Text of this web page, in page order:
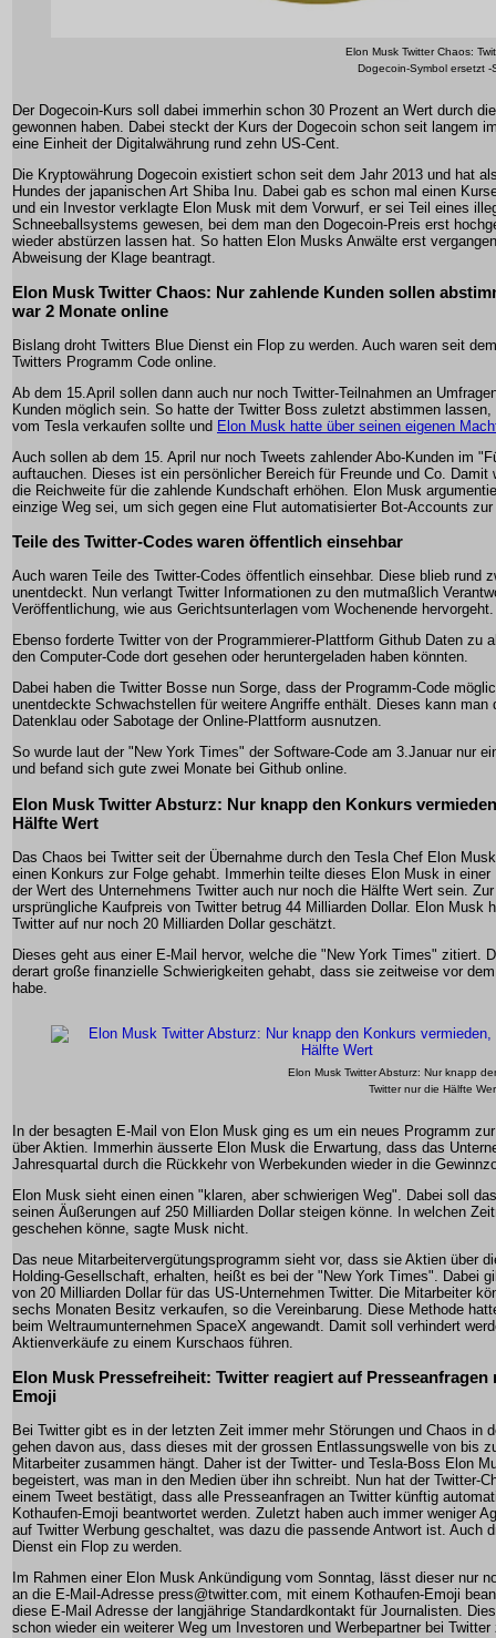
Elon Musk Twitter Chaos:
Dogecoin-Symbol ersetzt
Der Dogecoin-Kurs soll dabei immerhin schon 30 Prozent an Wert durch
gewonnen haben. Dabei steckt der Kurs der Dogecoin schon seit langem
eine Einheit der Digitalwährung rund zehn US-Cent.
Die Kryptowährung Dogecoin existiert schon seit dem Jahr 2013 und hat
Hundes der japanischen Art Shiba Inu. Dabei gab es schon mal einen
und ein Investor verklagte Elon Musk mit dem Vorwurf, er sei Teil eines
Schneeballsystems gewesen, bei dem man den Dogecoin-Preis erst
wieder abstürzen lassen hat. So hatten Elon Musks Anwälte erst
Abweisung der Klage beantragt.
Elon Musk Twitter Chaos: Nur zahlende Kunden sollen
war 2 Monate online
Bislang droht Twitters Blue Dienst ein Flop zu werden. Auch waren seit
Twitters Programm Code online.
Ab dem 15.April sollen dann auch nur noch Twitter-Teilnahmen an
Kunden möglich sein. So hatte der Twitter Boss zuletzt abstimmen lassen,
vom Tesla verkaufen sollte und Elon Musk hatte über seinen eigenen
Auch sollen ab dem 15. April nur noch Tweets zahlender Abo-Kunden im
auftauchen. Dieses ist ein persönlicher Bereich für Freunde und Co. Damit
die Reichweite für die zahlende Kundschaft erhöhen. Elon Musk
einzige Weg sei, um sich gegen eine Flut automatisierter Bot-Accounts
Teile des Twitter-Codes waren öffentlich einsehbar
Auch waren Teile des Twitter-Codes öffentlich einsehbar. Diese blieb rund
unentdeckt. Nun verlangt Twitter Informationen zu den mutmaßlich
Veröffentlichung, wie aus Gerichtsunterlagen vom Wochenende hervorgeht.
Ebenso forderte Twitter von der Programmierer-Plattform Github Daten zu
den Computer-Code dort gesehen oder heruntergeladen haben könnten.
Dabei haben die Twitter Bosse nun Sorge, dass der Programm-Code
unentdeckte Schwachstellen für weitere Angriffe enthält. Dieses kann man
Datenklau oder Sabotage der Online-Plattform ausnutzen.
So wurde laut der "New York Times" der Software-Code am 3.Januar nur
und befand sich gute zwei Monate bei Github online.
Elon Musk Twitter Absturz: Nur knapp den Konkurs
Hälfte Wert
Das Chaos bei Twitter seit der Übernahme durch den Tesla Chef Elon
einen Konkurs zur Folge gehabt. Immerhin teilte dieses Elon Musk in
der Wert des Unternehmens Twitter auch nur noch die Hälfte Wert sein.
ursprüngliche Kaufpreis von Twitter betrug 44 Milliarden Dollar. Elon Musk
Twitter auf nur noch 20 Milliarden Dollar geschätzt.
Dieses geht aus einer E-Mail hervor, welche die "New York Times" zitiert.
derart große finanzielle Schwierigkeiten gehabt, dass sie zeitweise vor
habe.
Elon Musk Twitter Absturz: Nur knapp
Twitter nur die Hälfte
In der besagten E-Mail von Elon Musk ging es um ein neues Programm
über Aktien. Immerhin äusserte Elon Musk die Erwartung, dass das
Jahresquartal durch die Rückkehr von Werbekunden wieder in die
Elon Musk sieht einen einen "klaren, aber schwierigen Weg". Dabei soll
seinen Äußerungen auf 250 Milliarden Dollar steigen könne. In welchen
geschehen könne, sagte Musk nicht.
Das neue Mitarbeitervergütungsprogramm sieht vor, dass sie Aktien über
Holding-Gesellschaft, erhalten, heißt es bei der "New York Times". Dabei
von 20 Milliarden Dollar für das US-Unternehmen Twitter. Die Mitarbeiter
sechs Monaten Besitz verkaufen, so die Vereinbarung. Diese Methode
beim Weltraumunternehmen SpaceX angewandt. Damit soll verhindert
Aktienverkäufe zu einem Kurschaos führen.
Elon Musk Pressefreiheit: Twitter reagiert auf Presseanfragen
Emoji
Bei Twitter gibt es in der letzten Zeit immer mehr Störungen und Chaos in
gehen davon aus, dass dieses mit der grossen Entlassungswelle von bis
Mitarbeiter zusammen hängt. Daher ist der Twitter- und Tesla-Boss Elon
begeistert, was man in den Medien über ihn schreibt. Nun hat der Twitter-
einem Tweet bestätigt, dass alle Presseanfragen an Twitter künftig
Kothaufen-Emoji beantwortet werden. Zuletzt haben auch immer weniger
auf Twitter Werbung geschaltet, was dazu die passende Antwort ist. Auch
Dienst ein Flop zu werden.
Im Rahmen einer Elon Musk Ankündigung vom Sonntag, lässt dieser nur
an die E-Mail-Adresse press@twitter.com, mit einem Kothaufen-Emoji
diese E-Mail Adresse der langjährige Standardkontakt für Journalisten.
schon wieder ein weiterer Weg um Investoren und Werbepartner bei Twitter